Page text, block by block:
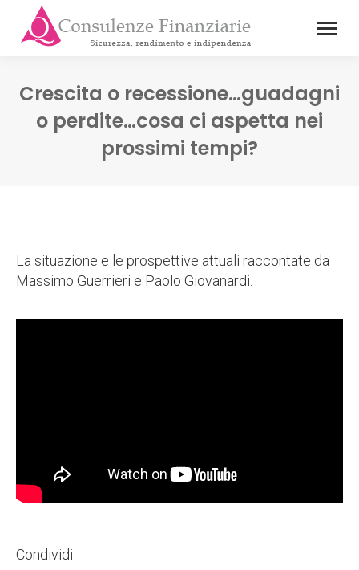
Crescita o recessione…guadagni
o perdite…cosa ci aspetta nei
prossimi tempi?
La situazione e le prospettive attuali raccontate da
Massimo Guerrieri e Paolo Giovanardi.
Condividi